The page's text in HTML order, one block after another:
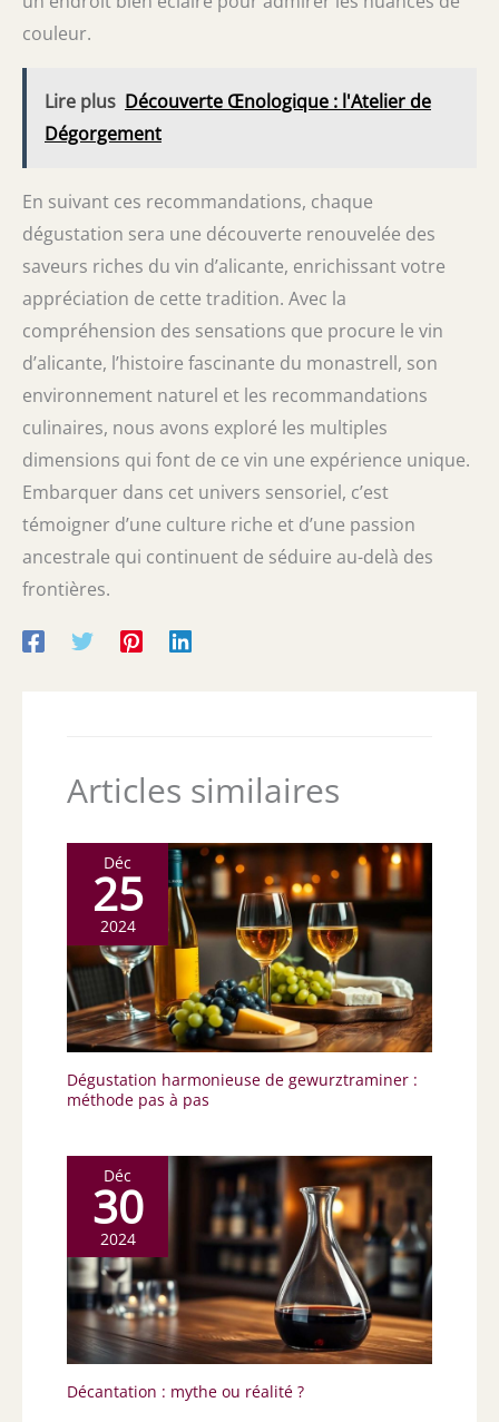
couleur.
Lire plus Découverte Œnologique : l'Atelier de
Dégorgement
En suivant ces recommandations, chaque
dégustation sera une découverte renouvelée des
saveurs riches du vin d’alicante, enrichissant votre
appréciation de cette tradition. Avec la
compréhension des sensations que procure le vin
d’alicante, l’histoire fascinante du monastrell, son
environnement naturel et les recommandations
culinaires, nous avons exploré les multiples
dimensions qui font de ce vin une expérience unique.
Embarquer dans cet univers sensoriel, c’est
témoigner d’une culture riche et d’une passion
ancestrale qui continuent de séduire au-delà des
frontières.
Articles similaires
Déc
25
2024
Dégustation harmonieuse de gewurztraminer :
méthode pas à pas
Déc
30
2024
Décantation : mythe ou réalité ?